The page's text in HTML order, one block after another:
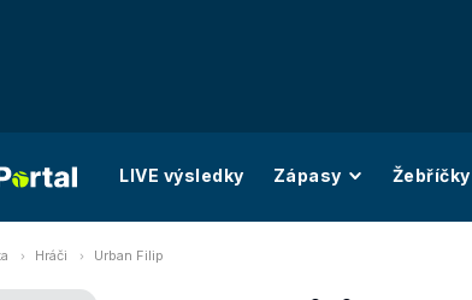
LIVE výsledky Zápasy Žebříčky
Hráči Urban Filip